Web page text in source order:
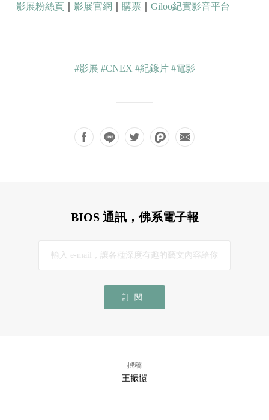
影展粉絲頁 影展官網 購票 Giloo紀實影音平台
#影展 #CNEX #紀錄片 #電影
BIOS 通訊，佛系電子報
訂閱
撰稿
王振愷